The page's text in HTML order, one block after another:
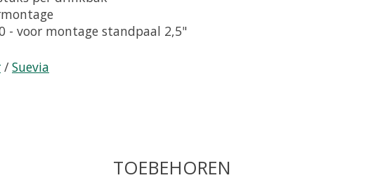
- voor montage standpaal 2,5"
/ Suevia
TOEBEHOREN